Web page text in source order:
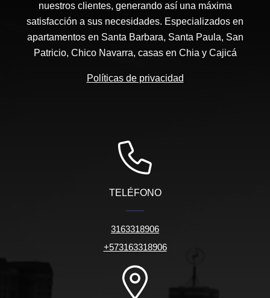
nuestros clientes, generando así una máxima
satisfacción a sus necesidades. Especializados en
apartamentos en Santa Barbara, Santa Paula, San
Patricio, Chico Navarra, casas en Chia y Cajicá
Políticas de privacidad
TELÉFONO
3163318906
+573163318906